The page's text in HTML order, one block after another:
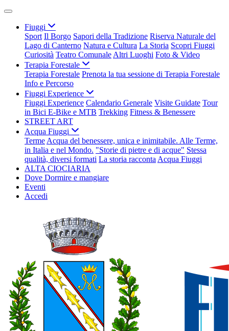
Fiuggi
Sport Il Borgo Sapori della Tradizione Riserva Naturale del
Lago di Canterno Natura e Cultura La Storia Scopri Fiuggi
Curiosità Teatro Comunale Altri Luoghi Foto & Video
Terapia Forestale
Terapia Forestale Prenota la tua sessione di Terapia Forestale
Info e Percorso
Fiuggi Experience
Fiuggi Experience Calendario Generale Visite Guidate Tour
in Bici E-Bike e MTB Trekking Fitness & Benessere
STREET ART
Acqua Fiuggi
Terme Acqua del benessere, unica e inimitabile. Alle Terme,
in Italia e nel Mondo. "Storie di pietre e di acque" Stessa
qualità, diversi formati La storia racconta Acqua Fiuggi
ALTA CIOCIARIA
Dove Dormire e mangiare
Eventi
Accedi